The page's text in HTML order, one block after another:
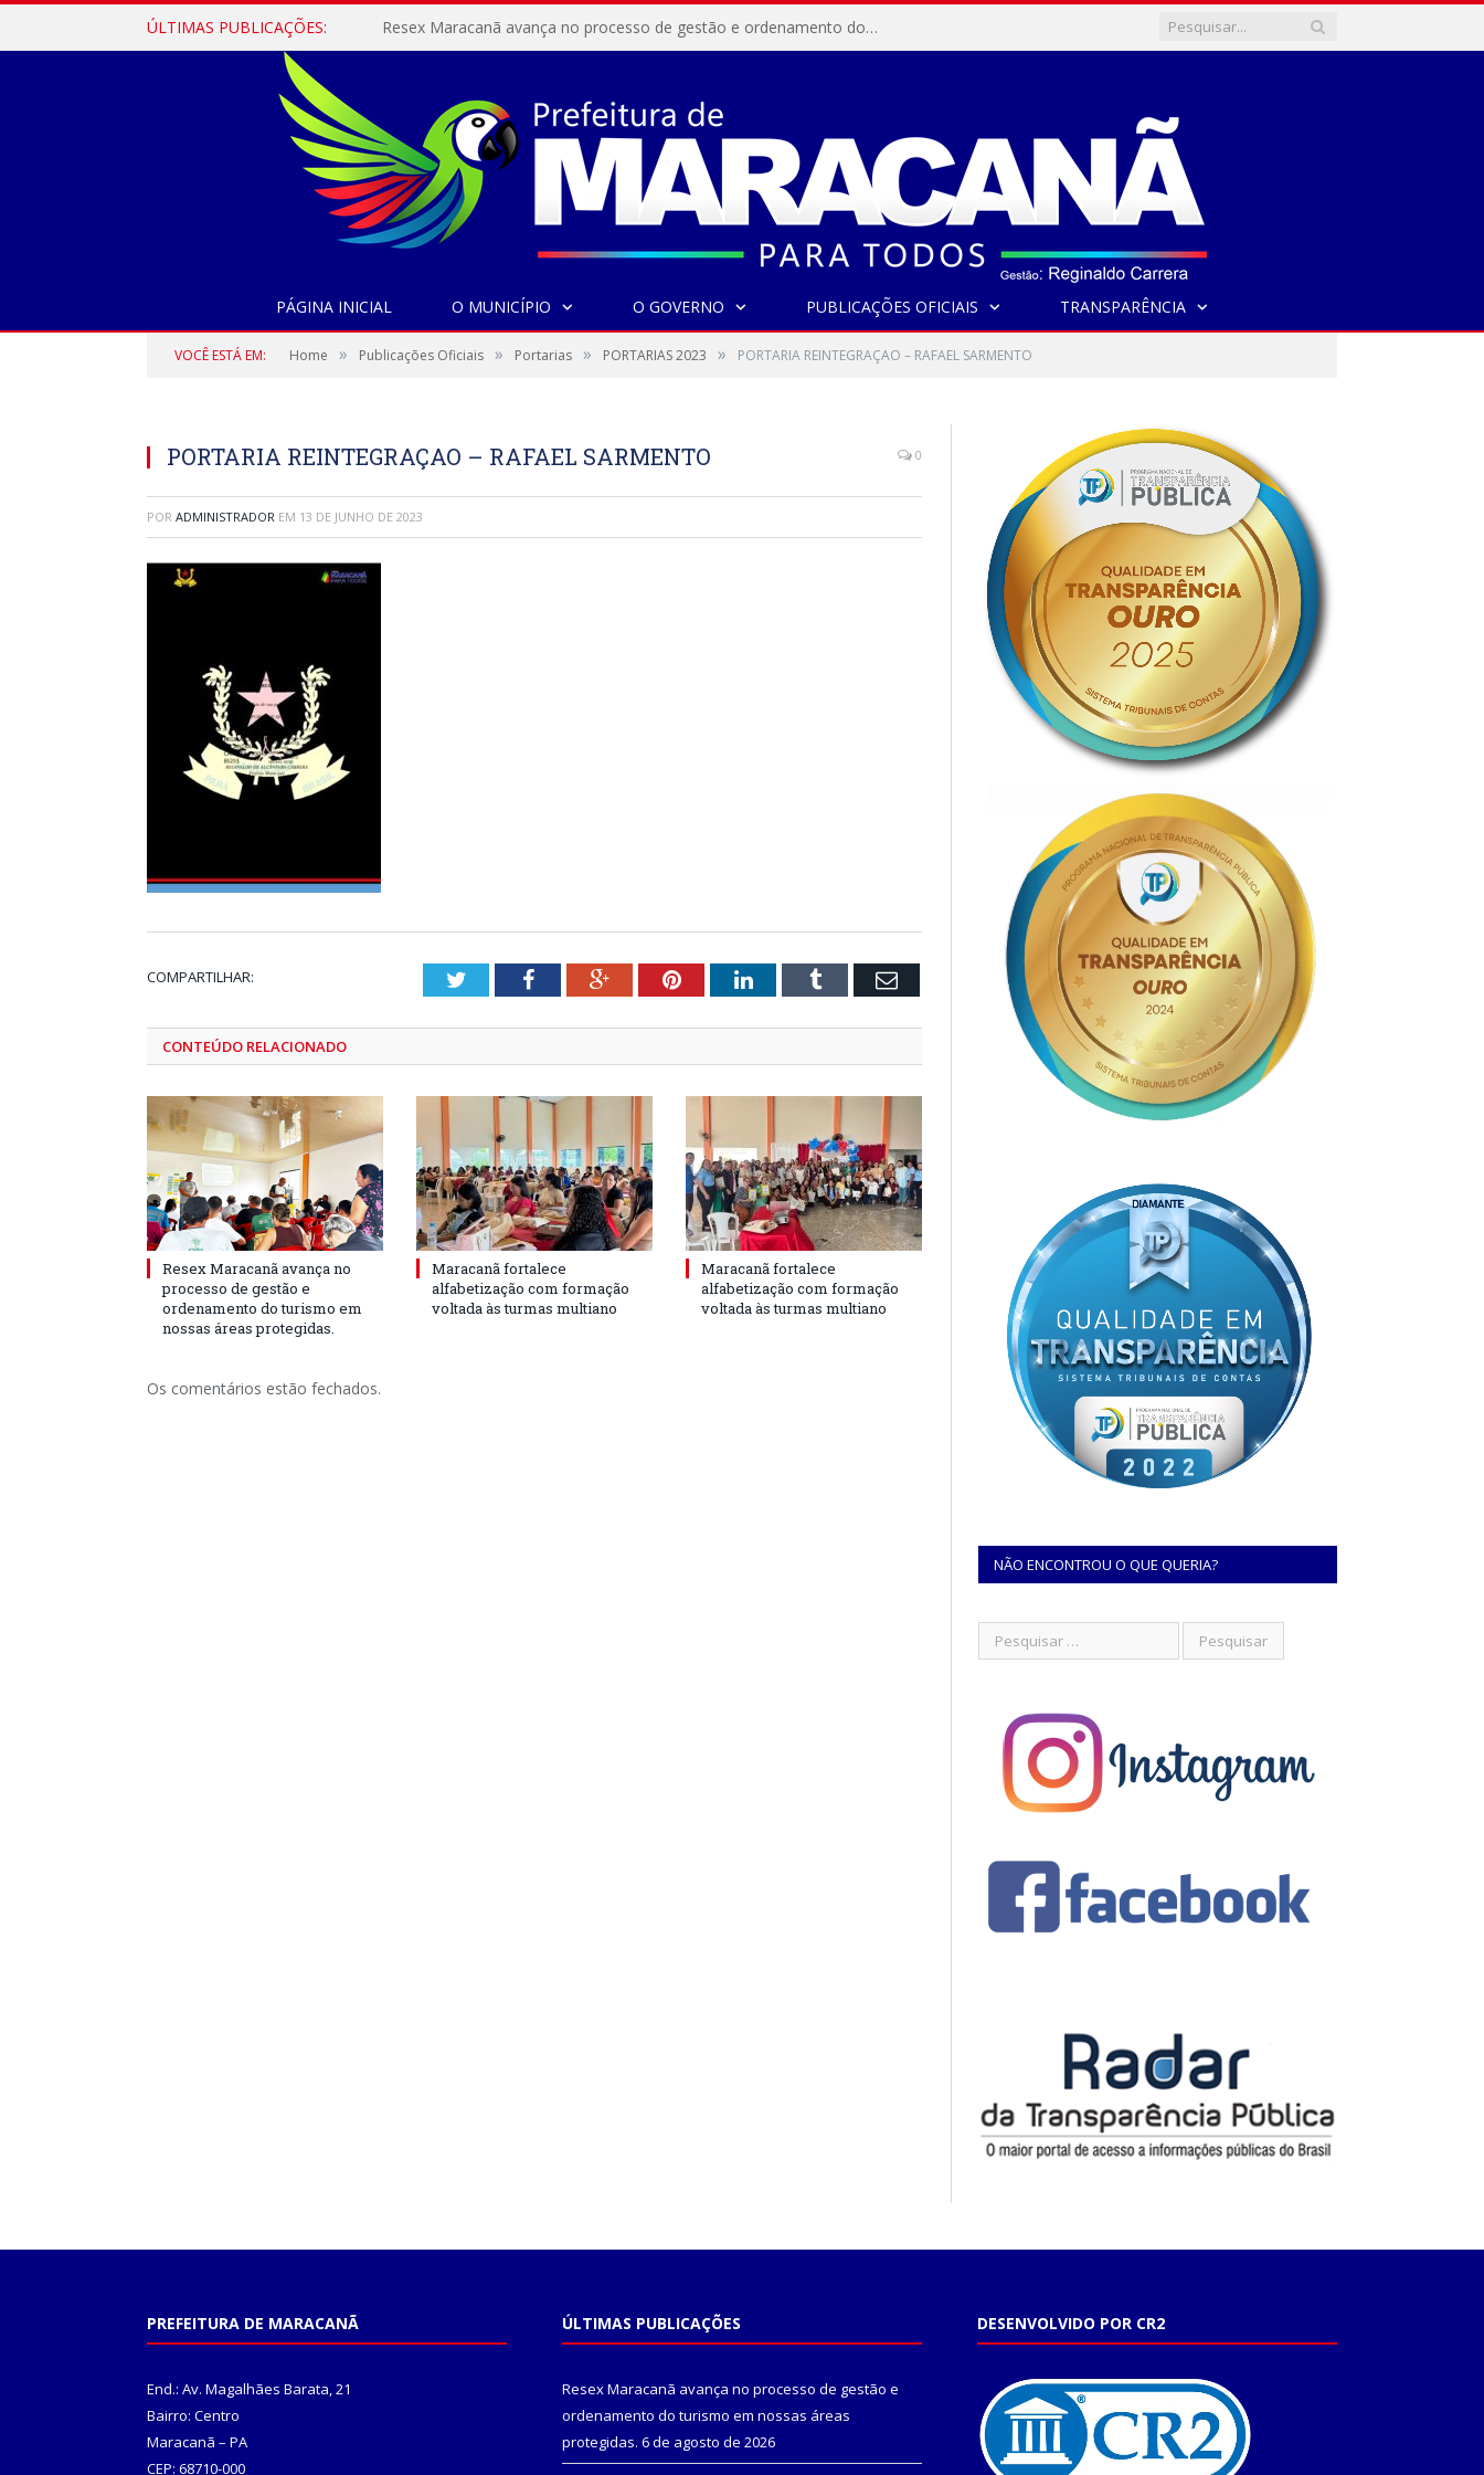
ÚLTIMAS PUBLICAÇÕES: Resex Maracanã avança no processo de gestão e ordenamento do turismo em nossas áreas protegidas.
PÁGINA INICIAL O MUNICÍPIO O GOVERNO PUBLICAÇÕES OFICIAIS TRANSPARÊNCIA
VOCÊ ESTÁ EM: Home » Publicações Oficiais » Portarias » PORTARIAS 2023 » PORTARIA REINTEGRAÇAO – RAFAEL SARMENTO
PORTARIA REINTEGRAÇAO – RAFAEL SARMENTO 0
POR ADMINISTRADOR EM 13 DE JUNHO DE 2023
COMPARTILHAR: TwitterFacebookGoogle+PinterestLinkedInTumblr Email
CONTEÚDO RELACIONADO
Resex Maracanã avança no
processo de gestão e
ordenamento do turismo em
nossas áreas protegidas.
Maracanã fortalece
alfabetização com formação
voltada às turmas multiano
Maracanã fortalece
alfabetização com formação
voltada às turmas multiano
Os comentários estão fechados.
NÃO ENCONTROU O QUE QUERIA?
PREFEITURA DE MARACANÃ
End.: Av. Magalhães Barata, 21
Bairro: Centro
Maracanã – PA
CEP: 68710-000
ÚLTIMAS PUBLICAÇÕES
Resex Maracanã avança no processo de gestão e
ordenamento do turismo em nossas áreas
protegidas. 6 de agosto de 2026
DESENVOLVIDO POR CR2